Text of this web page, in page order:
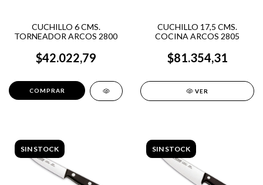
CUCHILLO 6 CMS.
TORNEADOR ARCOS 2800
$42.022,79
CUCHILLO 17,5 CMS.
COCINA ARCOS 2805
$81.354,31
VER
SIN STOCK SIN STOCK